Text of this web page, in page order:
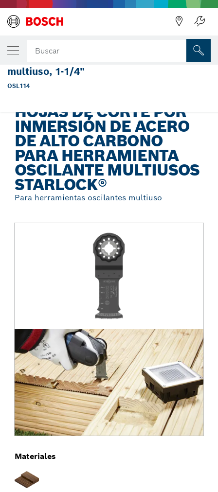
Buscar
...
Hojas de corte por inmersión de acero de alto carbono para
HOJAS DE CORTE POR
INMERSIÓN DE ACERO
DE ALTO CARBONO
PARA HERRAMIENTA
OSCILANTE MULTIUSOS
STARLOCK®
Para herramientas oscilantes multiuso
Materiales
TU VARIANTE SELECCIONADA
Hoja de corte por inmersión Starlock® de
de alto carbono para herramienta oscilante
multiuso, 1-1/4"
OSL114